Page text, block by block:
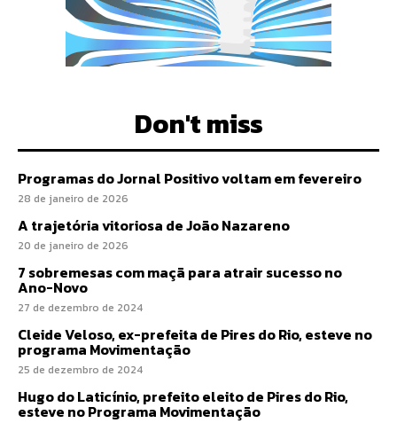
Don't miss
Programas do Jornal Positivo voltam em fevereiro
28 de janeiro de 2026
A trajetória vitoriosa de João Nazareno
20 de janeiro de 2026
7 sobremesas com maçã para atrair sucesso no
Ano-Novo
27 de dezembro de 2024
Cleide Veloso, ex-prefeita de Pires do Rio, esteve no
programa Movimentação
25 de dezembro de 2024
Hugo do Laticínio, prefeito eleito de Pires do Rio,
esteve no Programa Movimentação